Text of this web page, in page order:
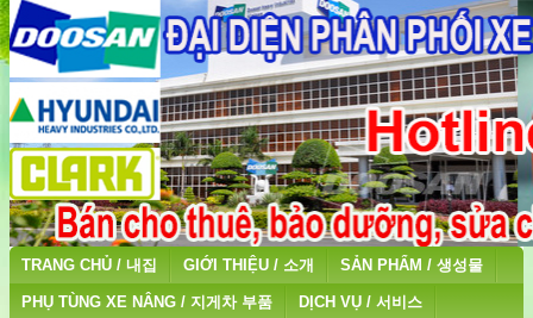
TRANG CHỦ / 내집 GIỚI THIỆU / 소개 SẢN PHẨM / 생성물
PHỤ TÙNG XE NÂNG / 지게차 부품 DỊCH VỤ / 서비스